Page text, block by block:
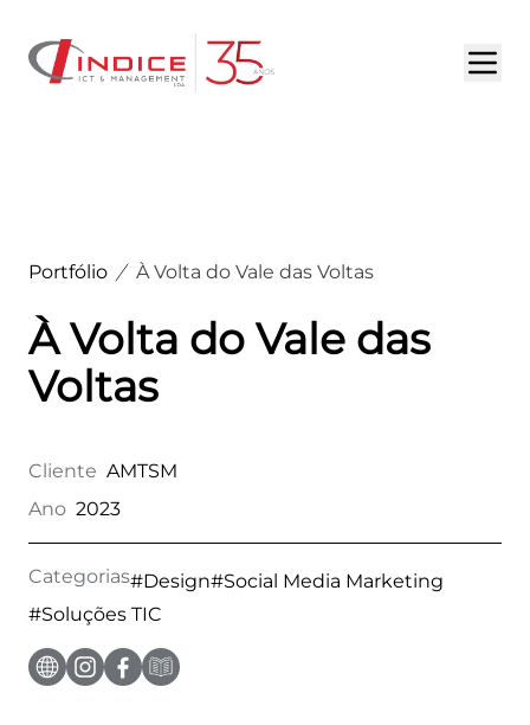
DESTAQUES
MOODLE
Portfólio À Volta do Vale das Voltas
À Volta do Vale das
Voltas
Cliente AMTSM
Ano 2023
Categorias#Design#Social Media Marketing
#Soluções TIC